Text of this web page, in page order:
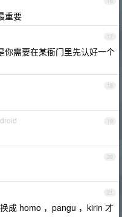
重要
17
你需要在某衙门里先认好一个
18
19
20
21
成 homo ，pangu ，kirin 才